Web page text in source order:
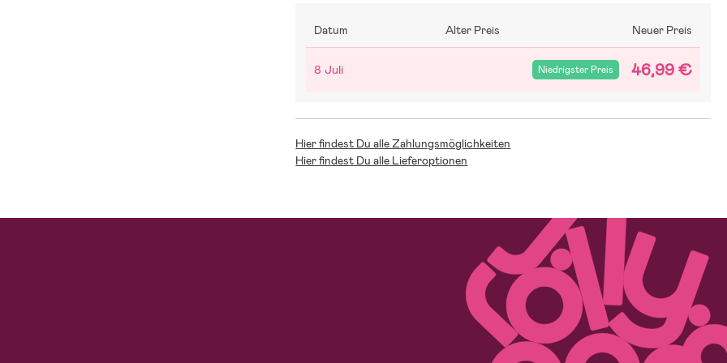
Datum Alter Preis Neuer Preis
8 Juli Niedrigster Preis 46,99 €
Hier findest Du alle Zahlungsmöglichkeiten
Hier findest Du alle Lieferoptionen